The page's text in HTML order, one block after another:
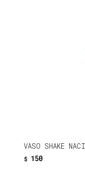
VASO SHAKE
$ 150